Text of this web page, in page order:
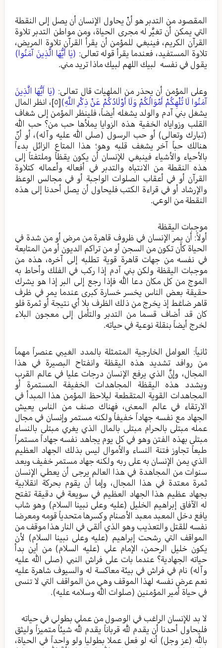
المقصود من التدبر هو أنْ يحاول الإنسان أن يصل إلى النقطة
التي يمكن أن تغيَّر له مجرى الحياة، ومن مواطن التدبر تلاوة
القرآن الكريم، فينبغي للمؤمن أن يقرأ القرآن تلاوة المريض،
تلاوة المستفيد، فعندما يقرأ قوله تعالى: (يَا أَيُّهَا الَّذِينَ آمَنُوا)
يقول في نفسه لبيك اللهم لبيك ماذا تريد مني.
وعلى المؤمن أن يحذر من الملهيات قال تعالى: (يَا أَيُّهَا الَّذِينَ
آمَنُوا لَا تُلْهِكُمْ أَمْوَالُكُمْ وَلَا أَوْلَادُكُمْ عَنْ ذِكْرِ اللَّهِ)[٥]
، انظر المال
يشغل بني آدم والولد يشغله أيضاً، فلينظر المؤمن إلى شغاف
القلب وزواياه الخفية هذه الزوايا يملأها حب من؟ حب الله
(تبارك وتعالى) أو حب الرسول (صلى الله عليه وآله)، أو أنّ
هنالك حباً آخر يشغف قلبه وهو؛ هذا المتاع الزائل بدءاً
بالأحياء والأشياء فينبغي للإنسان أن يكون يقظاً وملتفتاً إلى
هذه النقطة من الانتباه والتدبر في أفعاله وأعماله كتلاوة
القرآن أو في أعقاب الصلوات الواجبة أو في مجالس الوعظ
والإرشاد أو في قراءة الكتب فليحاول أن يصل أحدنا إلى هذه
النقطة من الوعي.
موجبات اليقظة
أولاً: أن يمر الإنسان في ظروف قاهرة من مرض أو من شدة في
الحياة كأن تكون من السجن أو من تراكم الديون أو من المتابعة
في نفسه من جهات قاهرة قوية تطلبه إلى آخره، هذه من
موجبات اليقظة ولكن بني آدم إذا ركب في الفلك وأحاط به
الموج من كل مكان دعا الله فإذا رجع إلى البر إذا هو يشرك
حقيقة بعض الناس يخسر خسارة كبرى عندما يمر في ظرف
قاهر ضاغط إذ يخرج من ذلك الظرف بلا أي نتيجة أو ثمرة فلو
كان قد أضاف قسما من التدبر والتأمل إلى معجون البلاء
لخرج أيضاً بنقلة نوعية في حياته.
ثانياً: العوامل الخارجية المتمثلة بالمدد الغيبي عنصراً مهماً
من روافد تشديد هذه اليقظة وانفتاح البصيرة في هذا
المجال، وإنَّ الذي يرفع الإنسان درجات عليا في عالم القرب
ويشدد هذه اليقظة المجاهدات الخفيفة المستمرة أو
المجاهدات القوية المتقطعة ليلاحظ المؤمن هذا المبدأ في
الارتقاء في عالم المعنى، فهناك صنف من الناس يعيش
الجهاد مع نفسه جهاداً خفيفاً ولكنه مستمر وإنسان في مجال
عمله مبتلى بالحرام مبتلى بالمال الذي يغري مبتلى بالنساء
مبتلى بهذه الفتن وهو في كل يوم يجاهد نفسه جهاداً مستمراً
طبعاً تجاوز فتنة النساء والأموال ليس بذلك الجهاد العظيم
الذي يمن الإنسان به على ربه ولكنه جهاد مستمر خفيف وبعد
سنوات من المجاهدة في هذا العالم يرجى أن يعطي الإنسان
ثمرة معتدة في هذا المجال، وإما أن يقوم بحركة انقلابية
بجهاد عظيم هذا الجهاد العظيم في سويعة في دقيقة تفتح
له الآفاق إبراهيم الخليل (عليه وعلى نبينا السلام) وهو شاب
يافع دخل المعبد معبد الأصنام وكسرها متحدياً قومه ومعرضا
نفسه للقتل والتعذيب وهو الذي ألقي في النار هذا موقف من
المواقف التي رشحت إبراهيم (عليه وعلى نبينا السلام) لأن
يكون خليل الرحمن، الإمام علي (عليه السلام) من أين بدأ
حياته الجهادية؟ عندما بات على فراش النبي (صلى الله عليه
وآله) نام في فراش في بيئة معاكسة له والسيوف شاهرة عليه
نعم عرض نفسه لهذا الموقف وهي من المواقف التي لا تنسى
في حياة أمير المؤمنين (صلوات الله وسلامه عليه).
لا بد للإنسان الراغب في الوصول من عملي بطولي في حياته
فليحاول أحدنا أن يقدم لله قرباناً يقدم لله شيئاً متميزاً وليثق
بالله (عز وجل) أنه لو فعل عملا بطوليا ولو واحداً في الحياة،